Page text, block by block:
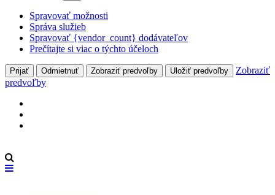
Spravovať možnosti
Správa služieb
Spravovať {vendor_count} dodávateľov
Prečítajte si viac o týchto účeloch
Prijať Odmietnuť Zobraziť predvoľby Uložiť predvoľby
Zobraziť
predvoľby